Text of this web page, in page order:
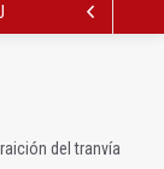
al filósofo Omar
traición del tranvía